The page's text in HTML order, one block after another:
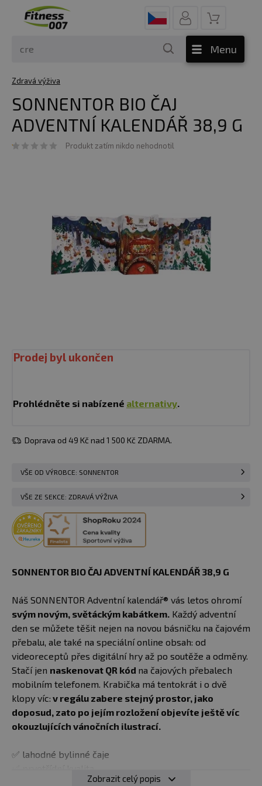
Menu
Zdravá výživa
SONNENTOR BIO ČAJ
ADVENTNÍ KALENDÁŘ 38,9 G
Produkt zatím nikdo nehodnotil
Prodej byl ukončen
Prohlédněte si nabízené alternativy.
Doprava od 49 Kč nad 1 500 Kč ZDARMA.
VŠE OD VÝROBCE: SONNENTOR
VŠE ZE SEKCE: ZDRAVÁ VÝŽIVA
SONNENTOR BIO ČAJ ADVENTNÍ KALENDÁŘ 38,9 G
Náš SONNENTOR Adventní kalendář® vás letos ohromí
svým novým, světáckým kabátkem. Každý adventní
den se můžete těšit nejen na novou básničku na čajovém
přebalu, ale také na speciální online obsah: od
videoreceptů přes digitální hry až po soutěže a odměny.
Stačí jen naskenovat QR kód na čajových přebalech
mobilním telefonem. Krabička má tentokrát i o dvě
klopy víc: v regálu zabere stejný prostor, jako
doposud, zato po jejím rozložení objevíte ještě víc
okouzlujících vánočních ilustrací.
✅ lahodné bylinné čaje
Zobrazit celý popis